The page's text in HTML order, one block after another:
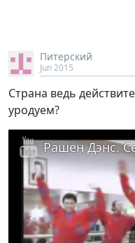
Питерский
Jun 2015
Страна ведь
уродуем?